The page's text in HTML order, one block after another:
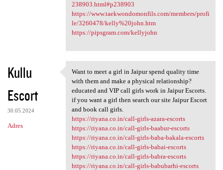
238903.html#p238903
https://www.taekwondomonfils.com/members/profi
le/3260478/kelly%20john.htm
https://pipsgram.com/kellyjohn
Kullu
Escort
30.05.2024
Adres
Want to meet a girl in Jaipur
Want to meet a girl in Jaipur spend quality time
with them and make a physical relationship?
educated and VIP call girls work in Jaipur Escorts.
if you want a girl then search our site Jaipur Escort
and book call girls.
https://riyana.co.in/call-girls-azara-escorts
https://riyana.co.in/call-girls-baabur-escorts
https://riyana.co.in/call-girls-baba-bakala-escorts
https://riyana.co.in/call-girls-babai-escorts
https://riyana.co.in/call-girls-babra-escorts
https://riyana.co.in/call-girls-babubarhi-escorts